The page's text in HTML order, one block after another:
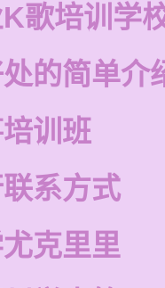
歌培训学
的简单介
训班
系方式
克里里